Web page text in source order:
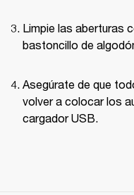
Limpie las aberturas
bastoncillo de
Asegúrate de que
volver a colocar los
cargador USB.